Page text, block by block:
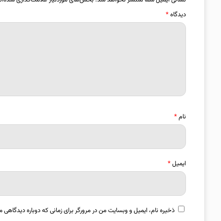
دیدگاه*
نام*
ایمیل*
ذخیره نام، ایمیل و وبسایت من در مرورگر برای زمانی که دوباره